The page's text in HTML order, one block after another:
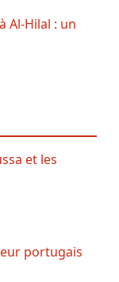
Al-Hilal : un
et les
portugais